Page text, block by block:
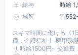
給与
時給
場所
〒
スキマ時間に働ける《
種：介護福祉士 雇用形
り 時給1500円~ 交通費